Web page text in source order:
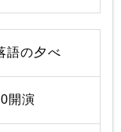
語の夕べ
開演